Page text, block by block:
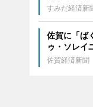
すみだ経済新
佐賀に「ば
ゥ・ソレイ
佐賀経済新聞